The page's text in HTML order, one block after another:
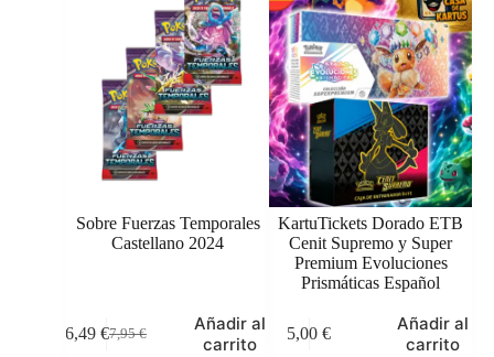
64,95 €.
62,95 €.
299,95 €.
199,95 €.
Sobre Fuerzas Temporales
Castellano 2024
7,95€
El
6,49 €El
Añadir al
carrito
KartuTickets Dorado ETB
Cenit Supremo y Super
Premium Evoluciones
Prismáticas Español
5,00 €
Añadir al
carrito